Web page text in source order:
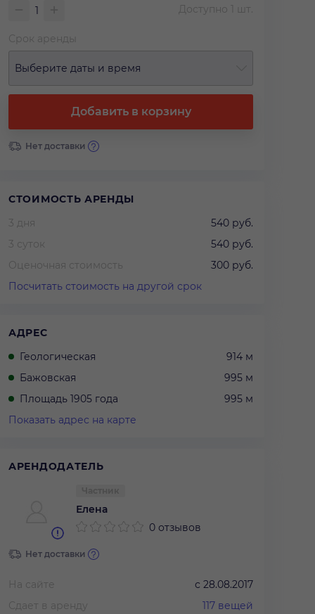
Доступно 1 шт.
Срок аренды
Выберите даты и время
Добавить в корзину
Нет доставки
СТОИМОСТЬ АРЕНДЫ
3 дня
540 руб.
3 суток
540 руб.
Оценочная стоимость
300 руб.
Посчитать стоимость на другой срок
АДРЕС
Геологическая
914 м
Бажовская
995 м
Площадь 1905 года
995 м
Показать адрес на карте
АРЕНДОДАТЕЛЬ
Елена
0 отзывов
Нет доставки
На сайте с 28.08.2017
Сдает в аренду
117 вещей